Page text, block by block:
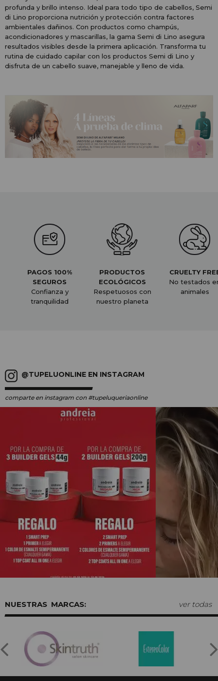
profunda y brillo intenso. Ideal para todo tipo de cabellos, Semi
di Lino proporciona nutrición y protección contra factores
ambientales dañinos. Con productos como champús,
acondicionadores y mascarillas, la gama Semi di Lino asegura
resultados visibles desde la primera aplicación. Transforma tu
rutina de cuidado capilar con los productos Semi di Lino y
disfruta de un cabello suave, manejable y lleno de vida.
PAGOS 100%
SEGUROS
Confianza y
tranquilidad
PRODUCTOS
ECOLÓGICOS
Respetuosos con
nuestro planeta
CRUELTY
No testados
animales
@TUPELUONLINE EN INSTAGRAM
comparte en instagram con #tupeluqueriaonline
MARCAS: ver todas